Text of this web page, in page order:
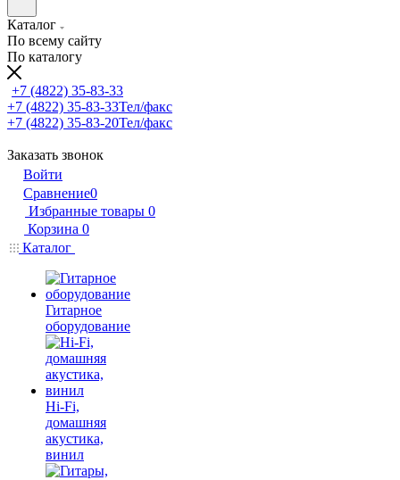
Каталог
По всему сайту
По каталогу
+7 (4822) 35-83-33
+7 (4822) 35-83-33Тел/факс
+7 (4822) 35-83-20Тел/факс
Заказать звонок
Войти
Сравнение0
Избранные товары 0
Корзина 0
Каталог
Гитарное
оборудование
Hi-Fi,
домашняя
акустика,
винил